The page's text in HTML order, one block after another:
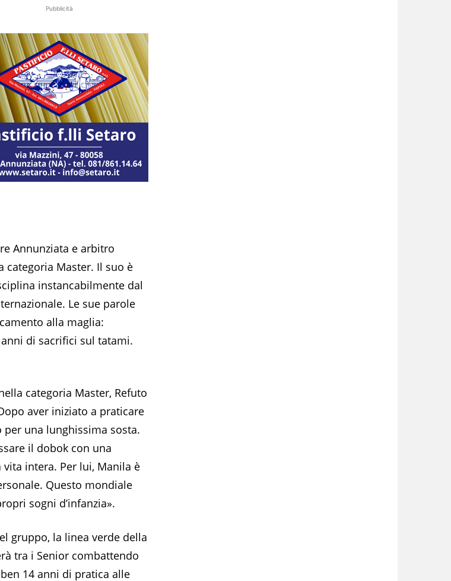
Pubblicità
Annunziata e arbitro
categoria Master. Il suo è
instancabilmente dal
Le sue parole
alla maglia:
di sacrifici sul tatami.
categoria Master, Refuto
aver iniziato a praticare
una lunghissima sosta.
il dobok con una
intera. Per lui, Manila è
Questo mondiale
sogni d’infanzia».
gruppo, la linea verde della
tra i Senior combattendo
14 anni di pratica alle